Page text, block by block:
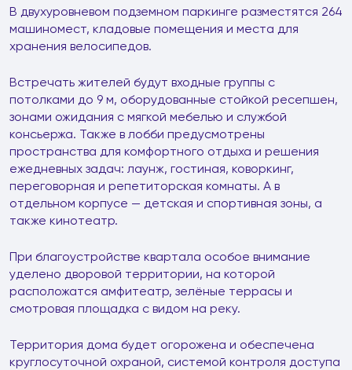
В двухуровневом подземном паркинге разместятся 264
машиномест, кладовые помещения и места для
хранения велосипедов.
Встречать жителей будут входные группы с
потолками до 9 м, оборудованные стойкой ресепшен,
зонами ожидания с мягкой мебелью и службой
консьержа. Также в лобби предусмотрены
пространства для комфортного отдыха и решения
ежедневных задач: лаунж, гостиная, коворкинг,
переговорная и репетиторская комнаты. А в
отдельном корпусе — детская и спортивная зоны, а
также кинотеатр.
При благоустройстве квартала особое внимание
уделено дворовой территории, на которой
расположатся амфитеатр, зелёные террасы и
смотровая площадка с видом на реку.
Территория дома будет огорожена и обеспечена
круглосуточной охраной, системой контроля доступа